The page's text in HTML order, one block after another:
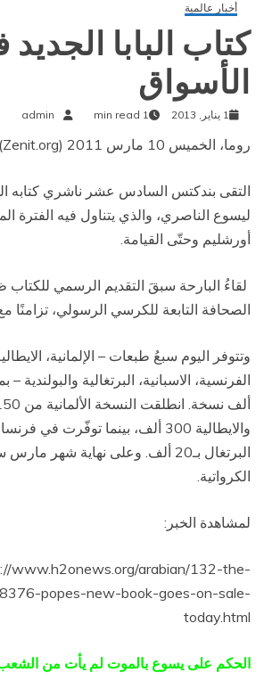
أخبار عالمية
كتاب البابا
الأسواق
1 يناير, 2013 1 min read
admin
روما، الخميس 10 مارس 2011 (Zenit.org)
التقى بندكتس السادس عشر ناشري كتابه
ليسوع الناصري، والذي يتناول فيه الفترة
أورشليم وحتّى القيامة.
لقاءُ البارحة سبقَ التقديم الرسمي للكتاب
الصحافة التابعة للكرسي الرسولي، تزامنًا
وتتوفر اليوم سبعُ طبعات – الإلمانية،
الفرنسية، الاسبانية، البرتغالية
البرتغال بـ20 ألف. وعلى نهاية شهر
الكرواتية.
لمشاهدة الخبر:
www.h2onews.org/arabian/132-the-
popes-new-book-goes-on-sale-
today.html
الحكم على يسوع بالموت لم يأت من